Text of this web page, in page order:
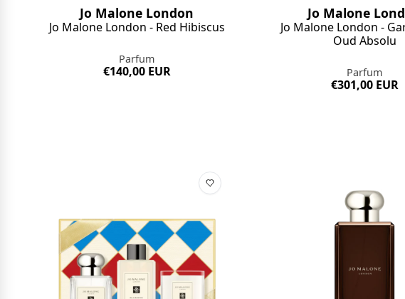
Jo Malone London
Jo Malone London - Red Hibiscus
Parfum
€140,00 EUR
Jo Malone
Jo Malone London -
Oud Absolu
Parfum
€301,00 EUR